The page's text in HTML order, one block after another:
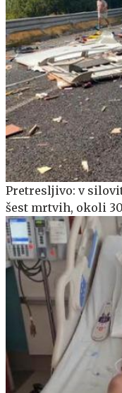
Pretresljivo: v
šest mrtvih, okoli